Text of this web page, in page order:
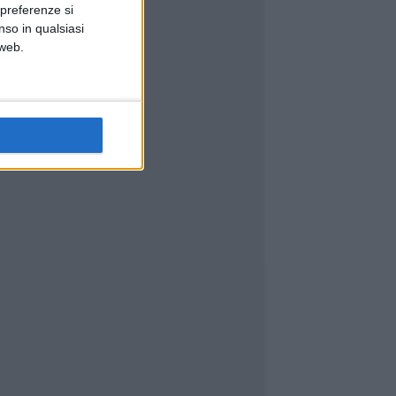
si
in qualsiasi